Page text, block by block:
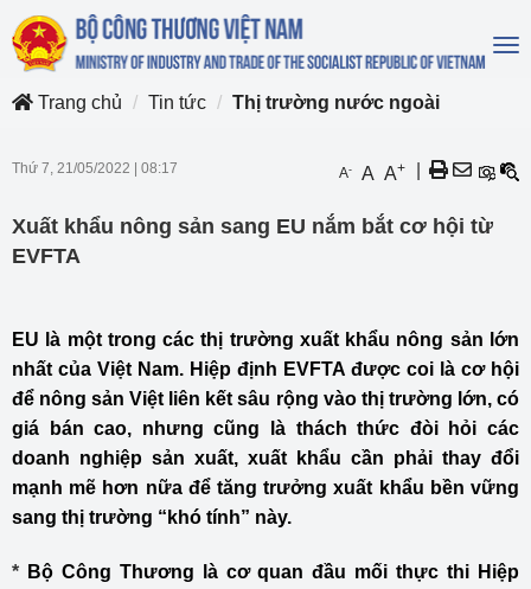
Trang chủ
Tin tức Thị trường nước ngoài
Thứ 7, 21/05/2022 08:17 A- A A+
Xuất khẩu nông sản sang EU nắm bắt cơ hội từ
EVFTA
EU là một trong các thị trường xuất khẩu nông sản lớn
nhất của Việt Nam. Hiệp định EVFTA được coi là cơ hội
để nông sản Việt liên kết sâu rộng vào thị trường lớn, có
giá bán cao, nhưng cũng là thách thức đòi hỏi các
doanh nghiệp sản xuất, xuất khẩu cần phải thay đổi
mạnh mẽ hơn nữa để tăng trưởng xuất khẩu bền vững
sang thị trường “khó tính” này.
* Bộ Công Thương là cơ quan đầu mối thực thi Hiệp